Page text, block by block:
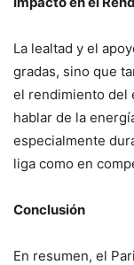
La lealtad y el
gradas, sino que
el rendimiento del
hablar de la
especialmente
liga como en
Conclusión
En resumen, el